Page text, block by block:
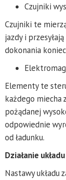
Czujniki
Czujniki te
jazdy i
dokonania
Elementy te
każdego miecha
pożądanej
odpowiednie
od ładunku.
Działanie układu
Nastawy układu